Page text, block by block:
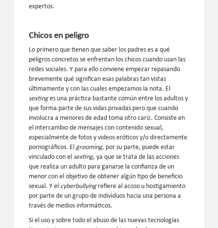
expertos.
Chicos en peligro
Lo primero que tienen que saber los padres es a qué
peligros concretos se enfrentan los chicos cuando usan las
redes sociales. Y para ello conviene empezar repasando
brevemente qué significan esas palabras tan vistas
últimamente y con las cuales empezamos la nota. El
sextinges una práctica bastante común entre los adultos y
que forma parte de sus vidas privadas pero que cuando
involucra a menores de edad toma otro cariz. Consiste en
el intercambio de mensajes con contenido sexual,
especialmente de fotos y videos eróticos y/o directamente
pornográficos. Elgrooming, por su parte, puede estar
vinculado con elsexting, ya que se trata de las acciones
que realiza un adulto para ganarse la confianza de un
menor con el objetivo de obtener algún tipo de beneficio
sexual. Y el cyberbullyingrefiere al acoso u hostigamiento
por parte de un grupo de individuos hacia una persona a
través de medios informáticos.
Si el uso y sobre todo el abuso de las nuevas tecnologías